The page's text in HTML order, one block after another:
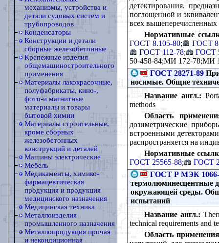
механизмы, устройства и
детали судовых систем и
трубопроводов
Конденсаторы
Конструкции и детали
сборные железобетонные
Крепежные изделия
общемашиностроительного
применения
Материалы лакокрасочные,
полуфабрикаты, кино-,
фото-и магнитные
материалы и товары
бытовой химии
Материалы строительные,
кроме сборных
железобетонных
конструкций и деталей
Машины электрические
Мебель
Медикаменты, химико-
фармацевтическая
продукция и продукция
медицинского назначения
Медицинская техника
Металлоизделия
промышленного назначения
Металлопродукция прочая
и некондиционная
детектирования,
поглощенной и
всех вышеперечисленных
Нормативные
ГОСТ 8.105-80;
ГОСТ
ГОСТ 112-78;
ГОСТ
50-458-84;МИ 172-78;МИ
ГОСТ 28271-89
носимые. Общие
Название англ.:
methods
Область
дозиметрические
встроенными
распространяется на
Нормативные
ГОСТ 25565-88;
ГОСТ
ГОСТ Р МЭК
термолюминесцентные
окружающей среды.
испытаний
Название англ.:
technical requirements and
Область